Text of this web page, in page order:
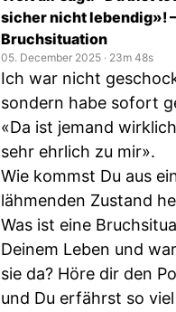
sicher nicht lebendig»!
Bruchsituation
05. December 2025 ‧ 23m 48s
Ich war nicht
sondern habe sofort
«Da ist jemand
sehr ehrlich zu mir».
Wie kommst Du aus
lähmenden Zustand
Was ist eine
Deinem Leben und
sie da? Höre dir den
und Du erfährst so